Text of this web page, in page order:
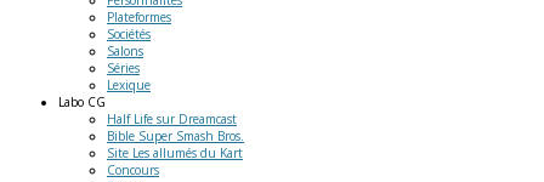
Plateformes
Sociétés
Salons
Séries
Lexique
Labo CG
Half Life sur Dreamcast
Bible Super Smash Bros.
Site Les allumés du Kart
Concours